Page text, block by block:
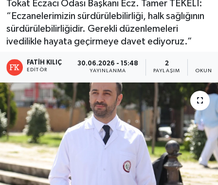
Tokat Eczacı Odası Başkanı Ecz. Tamer TEKELİ:
“Eczanelerimizin sürdürülebilirliği, halk sağlığının
sürdürülebilirliğidir. Gerekli düzenlemeleri
ivedilikle hayata geçirmeye davet ediyoruz.”
FATIH KILIÇ
EDITÖR
30.06.2026 - 15:48
YAYINLANMA
2
PAYLAŞIM
Ekonomi
Sağlık
Tokat Haber